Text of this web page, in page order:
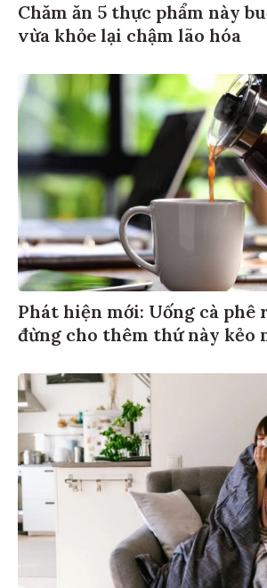
Chăm ăn 5 thực phẩm này
vừa khỏe lại chậm lão hóa
Phát hiện mới: Uống cà
đừng cho thêm thứ này kẻo